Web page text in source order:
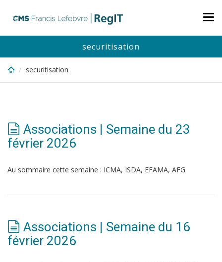
content
securitisation
securitisation
Associations | Semaine du 23
février 2026
Au sommaire cette semaine : ICMA, ISDA, EFAMA, AFG
Associations | Semaine du 16
février 2026